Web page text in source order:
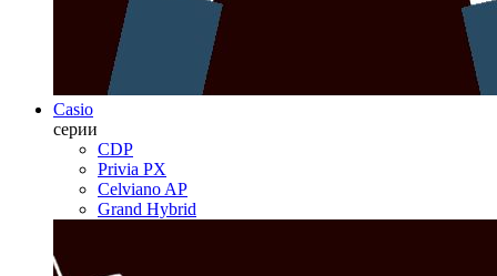
Casio
серии
CDP
Privia PX
Celviano AP
Grand Hybrid